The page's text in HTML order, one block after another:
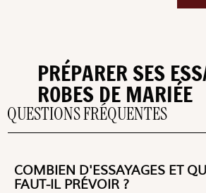
PRÉPARER SES
ROBES DE MARIÉE
QUESTIONS FRÉQUENTES
COMBIEN D'ESSAYAGES ET
FAUT-IL PRÉVOIR ?